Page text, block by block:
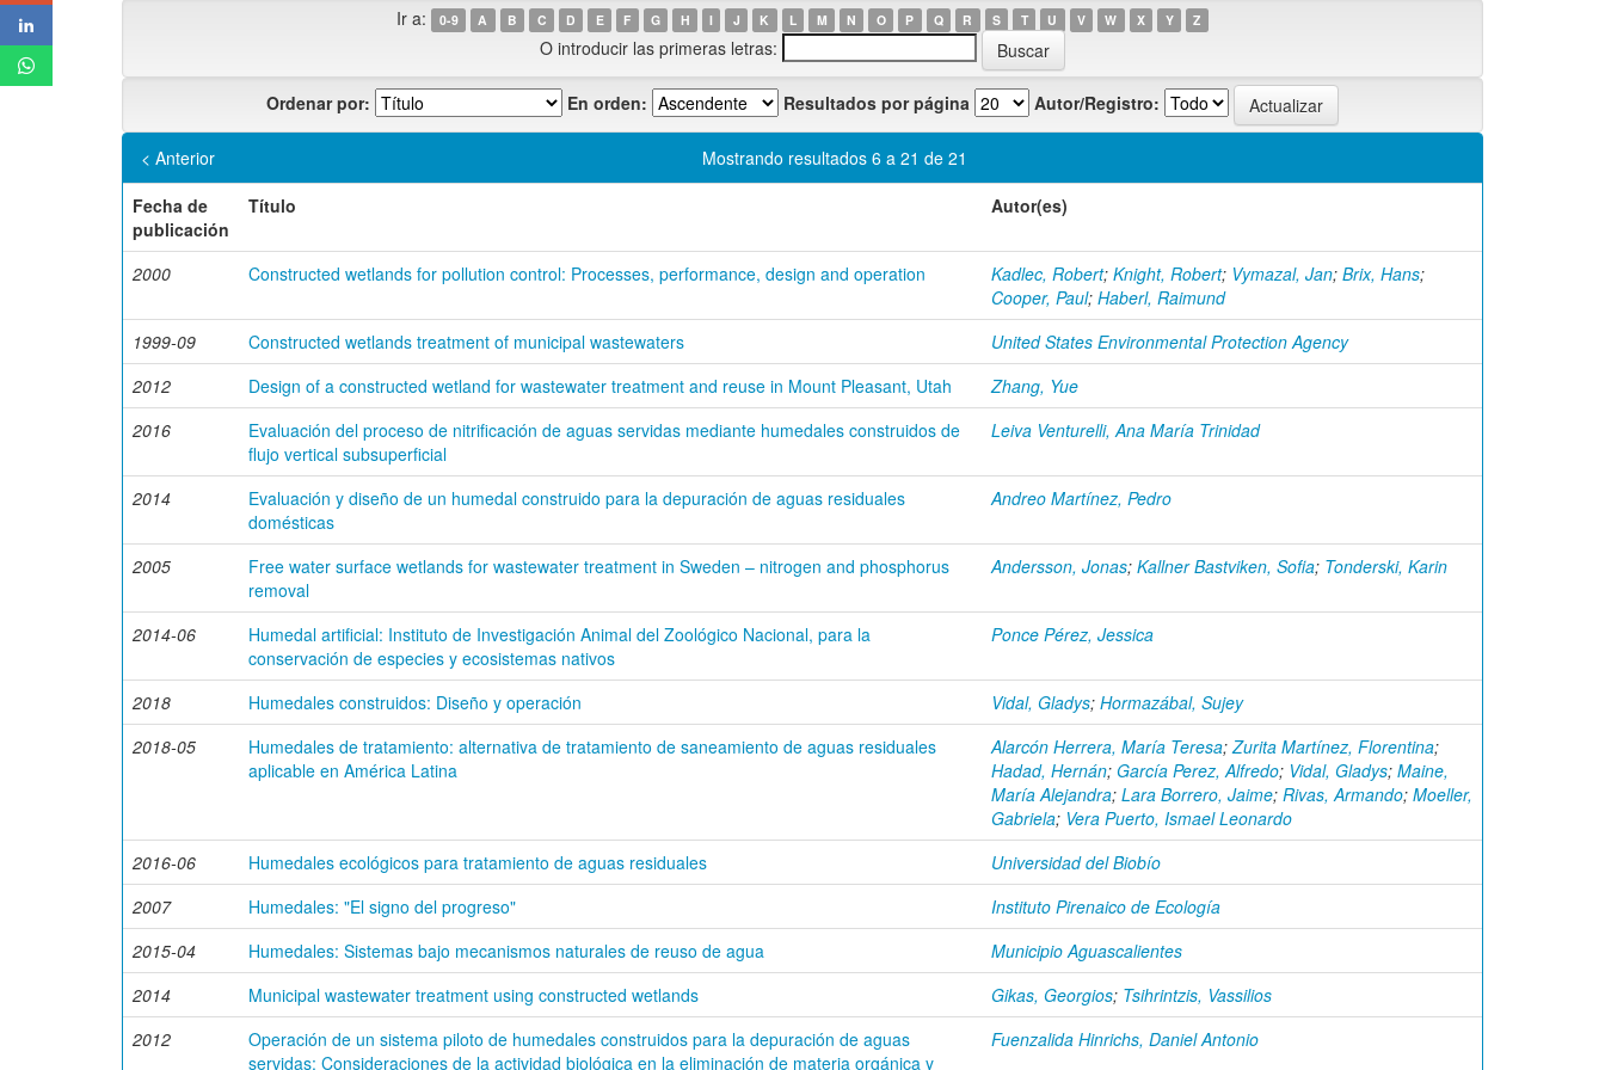
Ir a: 0-9 A B C D E F G H I J K L M N O P Q R S T U V W X Y Z
O introducir las primeras letras:
Ordenar por: En orden: Resultados por página Autor/Registro:
Mostrando resultados 6 a 21 de 21
< Anterior
Fecha de
publicación
Título Autor(es)
2000 Constructed wetlands for pollution control: Processes, performance, design and operation Kadlec, Robert; Knight, Robert; Vymazal, Jan; Brix, Hans;
Cooper, Paul; Haberl, Raimund
1999-09
Constructed wetlands treatment of municipal wastewaters
United States Environmental Protection Agency
2012
Design of a constructed wetland for wastewater treatment and reuse in Mount Pleasant, Utah
Zhang, Yue
2016
Evaluación del proceso de nitrificación de aguas servidas mediante humedales construidos de
flujo vertical subsuperficial
Leiva Venturelli, Ana María Trinidad
2014
Evaluación y diseño de un humedal construido para la depuración de aguas residuales
domésticas
Andreo Martínez, Pedro
2005
Free water surface wetlands for wastewater treatment in Sweden – nitrogen and phosphorus
removal
Andersson, Jonas; Kallner Bastviken, Sofia; Tonderski, Karin
2014-06
Humedal artificial: Instituto de Investigación Animal del Zoológico Nacional, para la
conservación de especies y ecosistemas nativos
Ponce Pérez, Jessica
2018 Humedales construidos: Diseño y operación Vidal, Gladys; Hormazábal, Sujey
2018-05
Humedales de tratamiento: alternativa de tratamiento de saneamiento de aguas residuales
aplicable en América Latina
Alarcón Herrera, María Teresa;Zurita Martínez, Florentina;
Hadad, Hernán; García Perez, Alfredo; Vidal, Gladys; Maine,
María Alejandra; Lara Borrero, Jaime; Rivas, Armando; Moeller,
Gabriela; Vera Puerto, Ismael Leonardo
2016-06
Humedales ecológicos para tratamiento de aguas residuales
Universidad del Biobío
2007
Humedales: "El signo del progreso"
Instituto Pirenaico de Ecología
2015-04
Humedales: Sistemas bajo mecanismos naturales de reuso de agua
Municipio Aguascalientes
2014
Municipal wastewater treatment using constructed wetlands Gikas, Georgios; Tsihrintzis, Vassilios
2012
Operación de un sistema piloto de humedales construidos para la depuración de aguas
servidas: Consideraciones de la actividad biológica en la eliminación de materia orgánica y
Fuenzalida Hinrichs, Daniel Antonio